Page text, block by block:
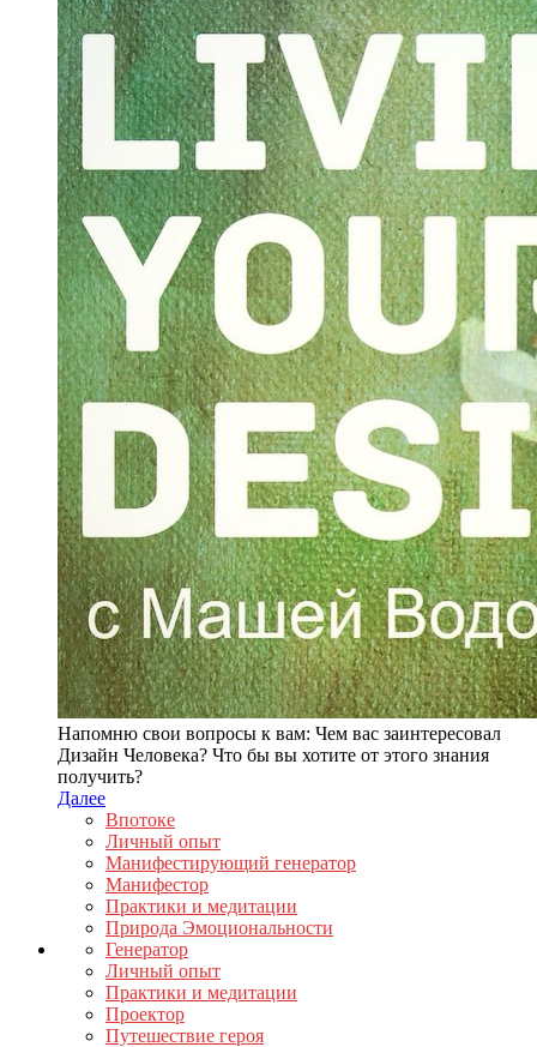
Напомню свои вопросы к вам: Чем вас заинтересовал
Дизайн Человека? Что бы вы хотите от этого знания
получить?
Далее
Впотоке
Личный опыт
Манифестирующий генератор
Манифестор
Практики и медитации
Природа Эмоциональности
Генератор
Личный опыт
Практики и медитации
Проектор
Путешествие героя